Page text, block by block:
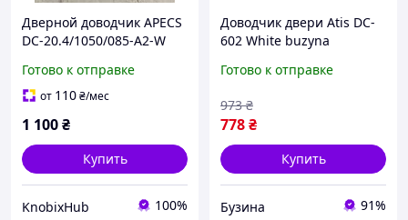
Дверной доводчик APECS
DC-20.4/1050/085-A2-W
Готово к отправке
от 110₴/мес
1 100₴
Купить
KnobixHub 100%
Доводчик двери Atis DC-
602 White buzyna
Готово к отправке
778₴
973 ₴
Купить
Бузина 91%